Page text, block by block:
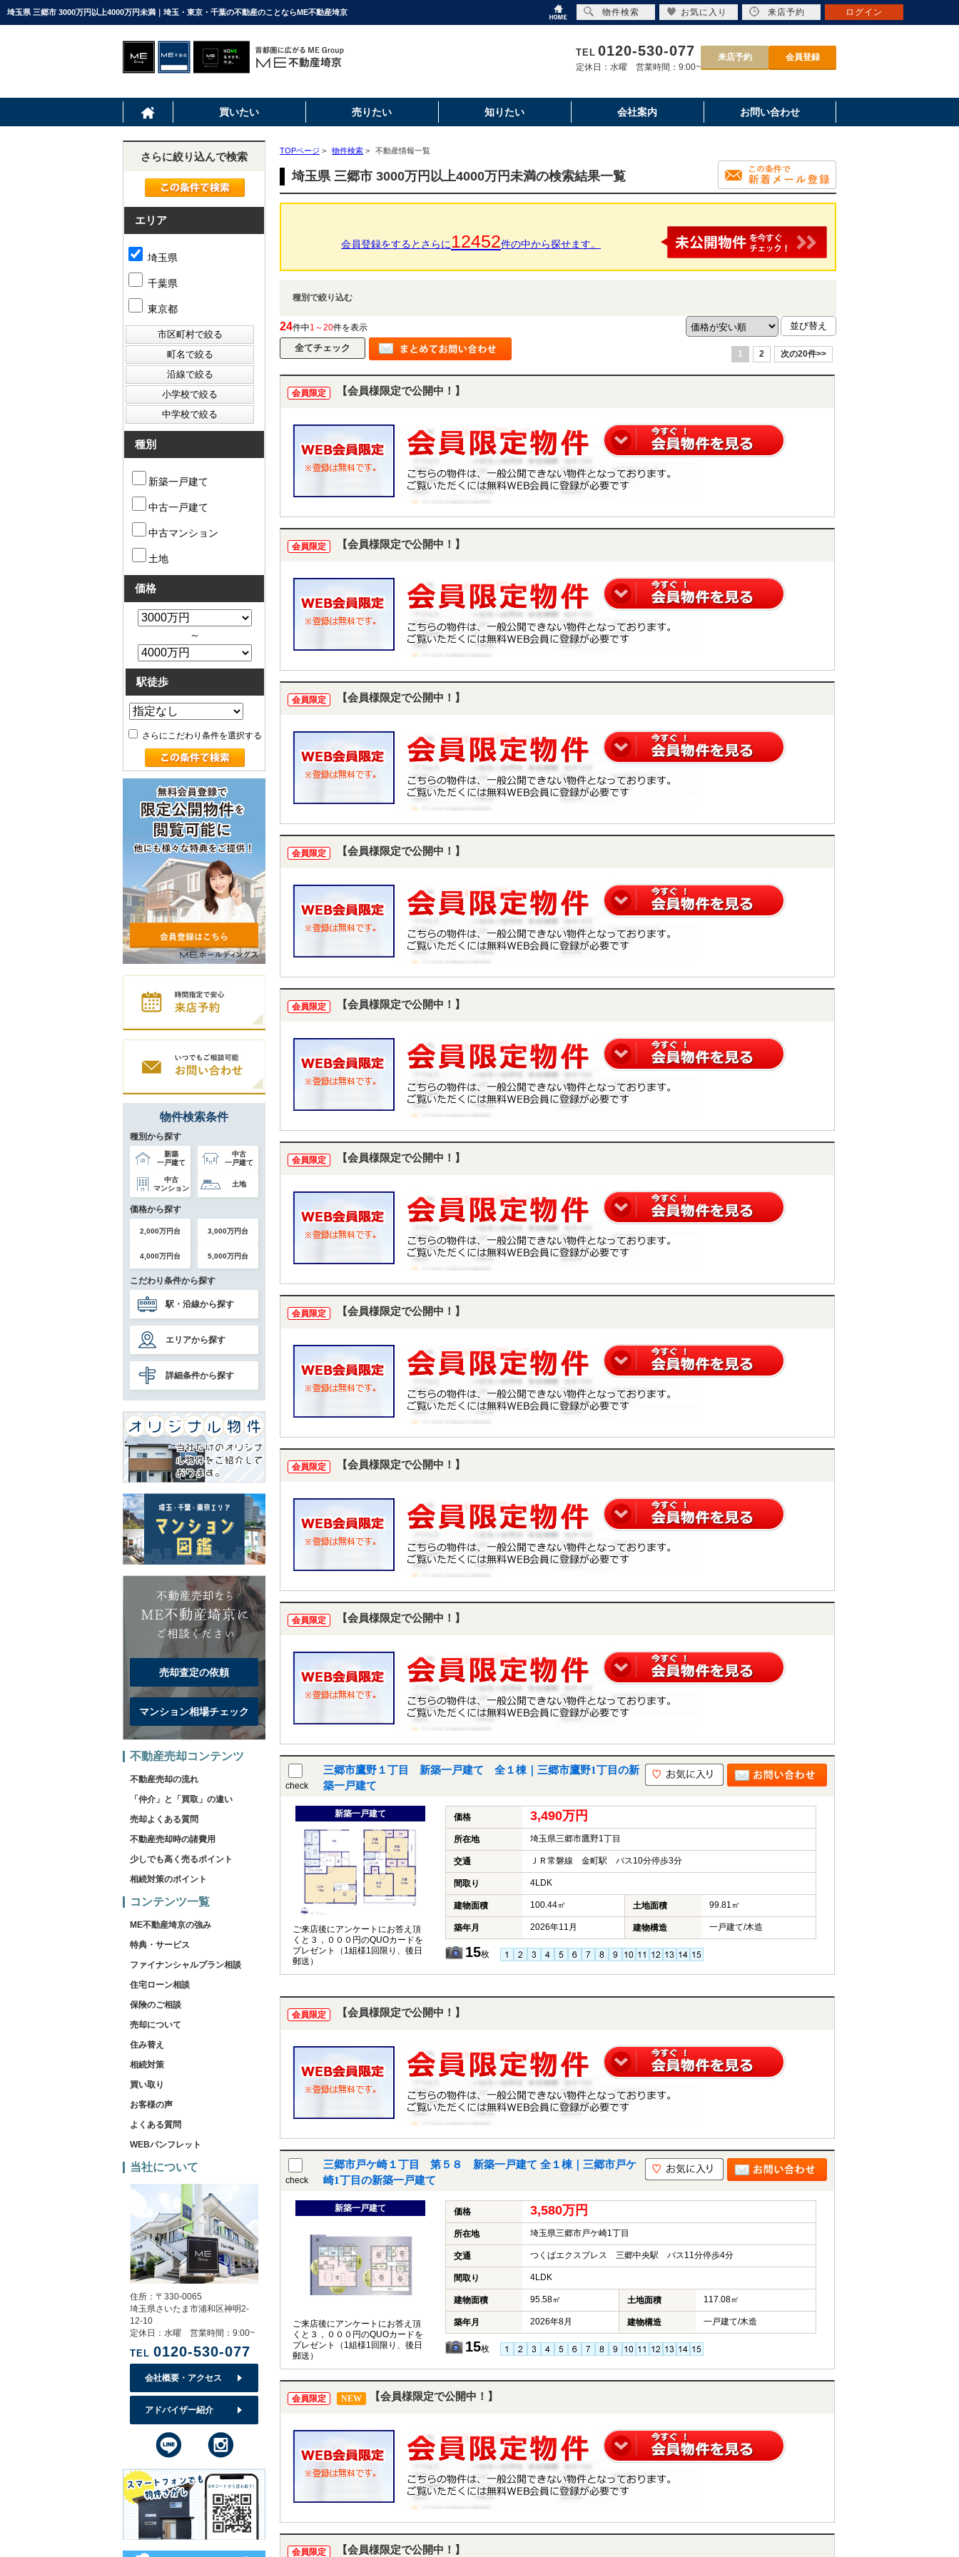
埼玉県 三郷市 3000万円以上4000万円未満｜埼玉・東京・千葉の不動産のことならME不動産埼京
TEL 0120-530-077
定休日：水曜 営業時間：9:00~
来店予約 会員登録
買いたい 売りたい 知りたい 会社案内 お問い合わせ
TOPページ > 物件検索 > 不動産情報一覧
埼玉県 三郷市 3000万円以上4000万円未満の検索結果一覧
会員登録をするとさらに 12452件の中から探せます。
種別で絞り込む
24件中1～20件を表示
1 2 次の20件>>
会員限定 【会員様限定で公開中！】
会員限定 【会員様限定で公開中！】
会員限定 【会員様限定で公開中！】
会員限定 【会員様限定で公開中！】
会員限定 【会員様限定で公開中！】
会員限定 【会員様限定で公開中！】
会員限定 【会員様限定で公開中！】
会員限定 【会員様限定で公開中！】
会員限定 【会員様限定で公開中！】
check
三郷市鷹野１丁目 新築一戸建て 全１棟｜三郷市鷹野1丁目の新
築一戸建て
新築一戸建て
ご来店後にアンケートにお答え頂
くと３，０００円のQUOカードを
プレゼント（1組様1回限り、後日
郵送）
価格 3,490万円
所在地 埼玉県三郷市鷹野1丁目
交通 ＪＲ常磐線 金町駅 バス10分停歩3分
間取り 4LDK
建物面積 100.44㎡ 土地面積 99.81㎡
築年月 2026年11月 建物構造 一戸建て/木造
15枚
会員限定 【会員様限定で公開中！】
check
三郷市戸ケ崎１丁目 第５８ 新築一戸建て 全１棟｜三郷市戸ケ
崎1丁目の新築一戸建て
新築一戸建て
ご来店後にアンケートにお答え頂
くと３，０００円のQUOカードを
プレゼント（1組様1回限り、後日
郵送）
価格 3,580万円
所在地 埼玉県三郷市戸ケ崎1丁目
交通 つくばエクスプレス 三郷中央駅 バス11分停歩4分
間取り 4LDK
建物面積 95.58㎡ 土地面積 117.08㎡
築年月 2026年8月 建物構造 一戸建て/木造
15枚
会員限定 NEW 【会員様限定で公開中！】
会員限定 【会員様限定で公開中！】
さらに絞り込んで検索
エリア
埼玉県
千葉県
東京都
種別
新築一戸建て
中古一戸建て
中古マンション
土地
価格
～
駅徒歩
さらにこだわり条件を選択する
物件検索条件
種別から探す
新築
一戸建て
中古
一戸建て
中古
マンション
土地
価格から探す
2,000万円台 3,000万円台
4,000万円台 5,000万円台
こだわり条件から探す
駅・沿線から探す
エリアから探す
詳細条件から探す
売却査定の依頼
マンション相場チェック
不動産売却コンテンツ
不動産売却の流れ
「仲介」と「買取」の違い
売却よくある質問
不動産売却時の諸費用
少しでも高く売るポイント
相続対策のポイント
コンテンツ一覧
ME不動産埼京の強み
特典・サービス
ファイナンシャルプラン相談
住宅ローン相談
保険のご相談
売却について
住み替え
相続対策
買い取り
お客様の声
よくある質問
WEBパンフレット
当社について
住所：〒330-0065
埼玉県さいたま市浦和区神明2-
12-10
定休日：水曜 営業時間：9:00~
TEL 0120-530-077
会社概要・アクセス
アドバイザー紹介
物件検索 お気に入り 来店予約 ログイン